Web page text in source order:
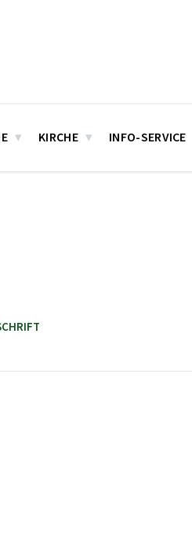
KIRCHE INFO-SERVICE